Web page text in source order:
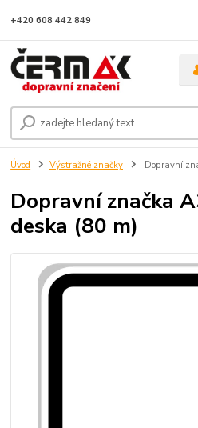
+420 608 442 849
Úvod Výstražné značky Dopravní
Dopravní značka
deska (80 m)